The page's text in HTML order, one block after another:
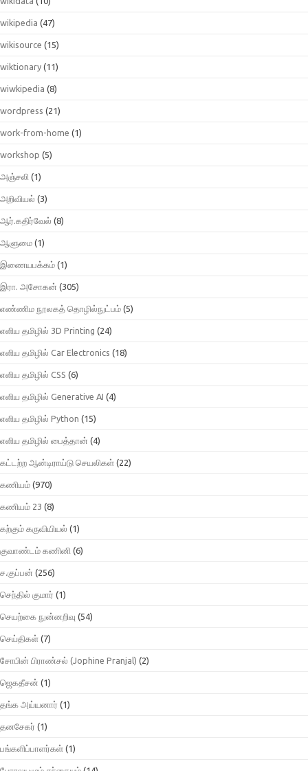
wikipedia (47)
wikisource (15)
wiktionary (11)
wiwkipedia (8)
wordpress (21)
work-from-home (1)
workshop (5)
அஞ்சலி (1)
அறிவியல் (3)
ஆர்.கதிர்வேல் (8)
ஆளுமை (1)
இணையபக்கம் (1)
இரா. அசோகன் (305)
எண்ணிம நூலகத் தொழில்நுட்பம் (5)
எளிய தமிழில் 3D Printing (24)
எளிய தமிழில் Car Electronics (18)
எளிய தமிழில் CSS (6)
எளிய தமிழில் Generative AI (4)
எளிய தமிழில் Python (15)
எளிய தமிழில் பைத்தான் (4)
கட்டற்ற ஆன்டிராய்டு செயலிகள் (22)
கணியம் (970)
கணியம் 23 (8)
கற்கும் கருவியியல் (1)
குவாண்டம் கணினி (6)
ச.குப்பன் (256)
செந்தில் குமார் (1)
செயற்கை நுன்னறிவு (54)
செய்திகள் (7)
சோபின் பிராண்சல் (Jophine Pranjal) (2)
ஜெகதீசன் (1)
தங்க அய்யனார் (1)
தனசேகர் (1)
பங்களிப்பாளர்கள் (1)